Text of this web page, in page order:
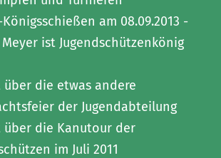
Königsschießen am 08.09.2013 -
ist Jugendschützenkönig
über die etwas andere
der Jugendabteilung
über die Kanutour der
im Juli 2011